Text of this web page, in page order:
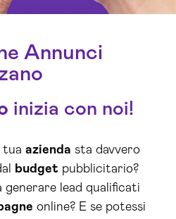
Annunci
inizia con noi!
tua azienda sta davvero
budget pubblicitario?
lead qualificati
online? E se potessi